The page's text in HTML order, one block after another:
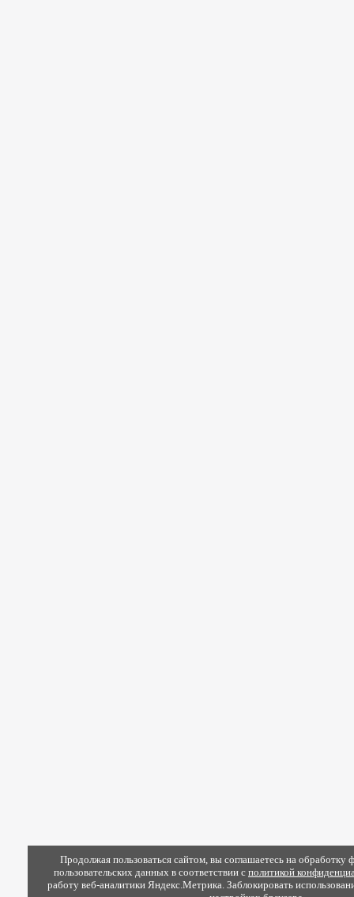
Продолжая пользоваться сайтом, вы соглашаетесь на обработку
пользовательских данных в соответствии с политикой
работу веб-аналитики Яндекс.Метрика. Заблокировать